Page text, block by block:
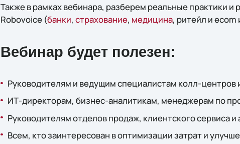
Также в рамках вебинара, разберем реальные практики
Robovoice (банки, страхование, медицина, ритейл и ecom
Вебинар будет полезен:
Руководителям и ведущим специалистам колл-центров
ИТ-директорам, бизнес-аналитикам, менеджерам по
Руководителям отделов продаж, клиентского сервиса
Всем, кто заинтересован в оптимизации затрат и